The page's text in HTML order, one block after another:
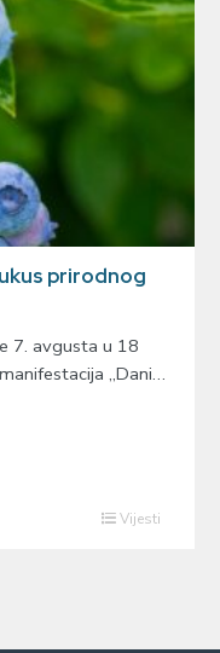
prirodnog
7. avgusta u 18
„Dani…
Vijesti